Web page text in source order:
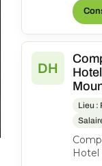
DH
Lieu :